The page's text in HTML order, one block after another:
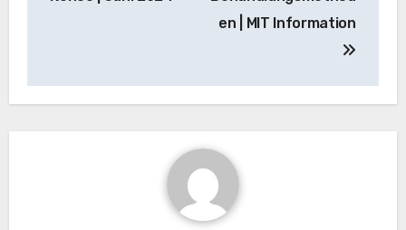
en | MIT Information